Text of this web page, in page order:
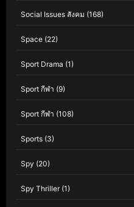
Social Issues สังคม (168)
Space (22)
Sport Drama (1)
Sport กีฬา (9)
Sport กีฬา (108)
Sports (3)
Spy (20)
Spy Thriller(1)